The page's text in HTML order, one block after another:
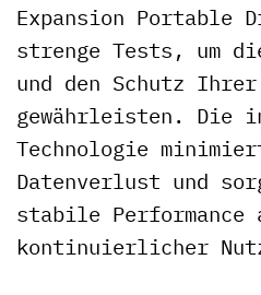
Expansion Portable
strenge Tests, um
und den Schutz
gewährleisten. Die
Technologie
Datenverlust und
stabile Performance
kontinuierlicher